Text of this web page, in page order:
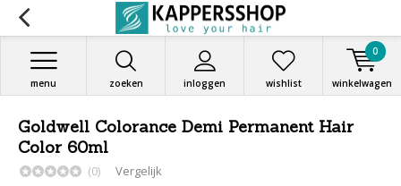
zoeken inloggen
menu wishlist winkelwagen
0
Goldwell Colorance Demi Permanent Hair
Color 60ml
(0) Vergelijk